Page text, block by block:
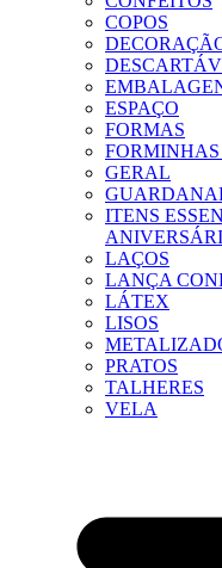
COPOS
ESPAÇO
FORMAS
GERAL
ITENS
LAÇOS
LANÇA
LÁTEX
LISOS
PRATOS
TALHERES
VELA